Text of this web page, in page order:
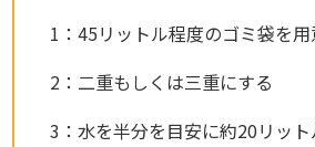
1：45リットル程度のゴミ袋を用
2：二重もしくは三重にする
3：水を半分を目安に約20リット